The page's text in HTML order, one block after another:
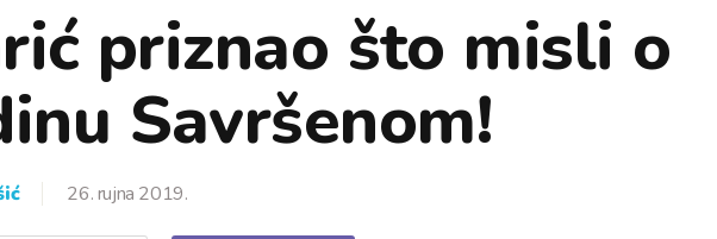
priznao što misli o
Savršenom!
26. rujna 2019.